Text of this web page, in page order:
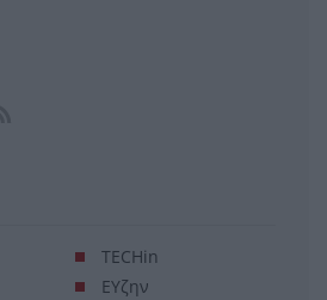
TECHin
ΕΥζην